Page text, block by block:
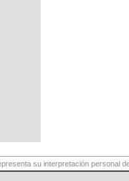
su interpretación personal